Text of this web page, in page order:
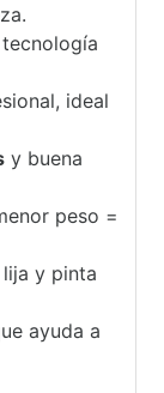
ideal
y buena
peso =
y pinta
ayuda a